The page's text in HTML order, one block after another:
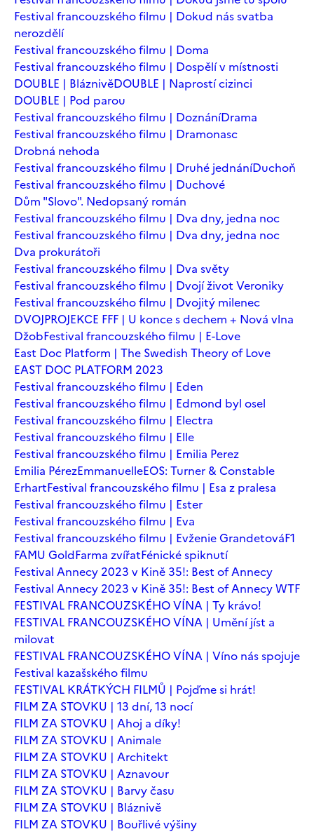
Festival francouzského filmu | Dokud nás svatba
nerozdělí
Festival francouzského filmu | Doma
Festival francouzského filmu | Dospělí v místnosti
DOUBLE | BláznivěDOUBLE | Naprostí cizinci
DOUBLE | Pod parou
Festival francouzského filmu | DoznáníDrama
Festival francouzského filmu | Dramonasc
Drobná nehoda
Festival francouzského filmu | Druhé jednáníDuchoň
Festival francouzského filmu | Duchové
Dům "Slovo". Nedopsaný román
Festival francouzského filmu | Dva dny, jedna noc
Festival francouzského filmu | Dva dny, jedna noc
Dva prokurátoři
Festival francouzského filmu | Dva světy
Festival francouzského filmu | Dvojí život Veroniky
Festival francouzského filmu | Dvojitý milenec
DVOJPROJEKCE FFF | U konce s dechem + Nová vlna
DžobFestival francouzského filmu | E-Love
East Doc Platform | The Swedish Theory of Love
EAST DOC PLATFORM 2023
Festival francouzského filmu | Eden
Festival francouzského filmu | Edmond byl osel
Festival francouzského filmu | Electra
Festival francouzského filmu | Elle
Festival francouzského filmu | Emilia Perez
Emilia PérezEmmanuelleEOS: Turner & Constable
ErhartFestival francouzského filmu | Esa z pralesa
Festival francouzského filmu | Ester
Festival francouzského filmu | Eva
Festival francouzského filmu | Evženie GrandetováF1
FAMU GoldFarma zvířatFénické spiknutí
Festival Annecy 2023 v Kině 35!: Best of Annecy
Festival Annecy 2023 v Kině 35!: Best of Annecy WTF
FESTIVAL FRANCOUZSKÉHO VÍNA | Ty krávo!
FESTIVAL FRANCOUZSKÉHO VÍNA | Umění jíst a
milovat
FESTIVAL FRANCOUZSKÉHO VÍNA | Víno nás spojuje
Festival kazašského filmu
FESTIVAL KRÁTKÝCH FILMŮ | Pojďme si hrát!
FILM ZA STOVKU | 13 dní, 13 nocí
FILM ZA STOVKU | Ahoj a díky!
FILM ZA STOVKU | Animale
FILM ZA STOVKU | Architekt
FILM ZA STOVKU | Aznavour
FILM ZA STOVKU | Barvy času
FILM ZA STOVKU | Bláznivě
FILM ZA STOVKU | Bouřlivé výšiny